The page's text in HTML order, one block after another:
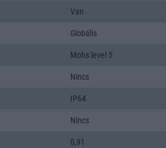
Van
Globális
Mohs level 5
Nincs
IP64
Nincs
0,91